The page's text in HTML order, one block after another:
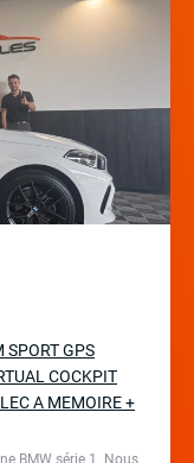
SPORT GPS
COCKPIT
A MEMOIRE +
BMW série 1. Nous